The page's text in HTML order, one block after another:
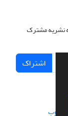
نشریه مشترک
اشتراک
سیناوب